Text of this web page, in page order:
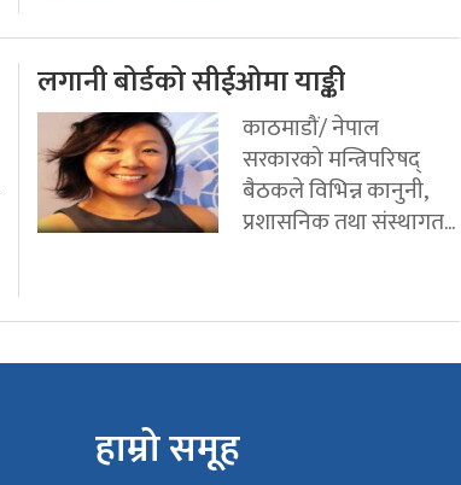
लगानी बोर्डको सीईओमा याङ्की
काठमाडौं/ नेपाल
सरकारको मन्त्रिपरिषद्
बैठकले विभिन्न कानुनी,
प्रशासनिक तथा संस्थागत...
हाम्रो समूह